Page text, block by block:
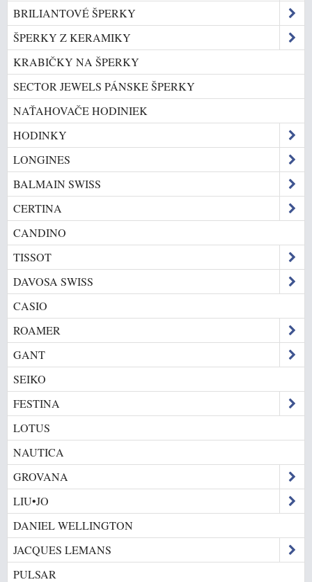
BRILIANTOVÉ ŠPERKY
ŠPERKY Z KERAMIKY
KRABIČKY NA ŠPERKY
SECTOR JEWELS PÁNSKE ŠPERKY
NAŤAHOVAČE HODINIEK
HODINKY
LONGINES
BALMAIN SWISS
CERTINA
CANDINO
TISSOT
DAVOSA SWISS
CASIO
ROAMER
GANT
SEIKO
FESTINA
LOTUS
NAUTICA
GROVANA
LIU•JO
DANIEL WELLINGTON
JACQUES LEMANS
PULSAR